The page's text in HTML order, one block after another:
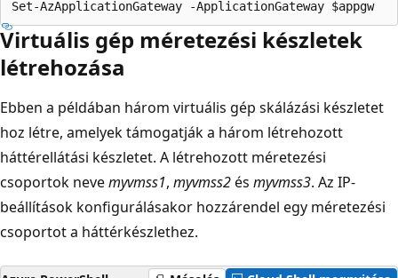
Virtuális gép méretezési készletek
létrehozása
Ebben a példában három virtuális gép skálázási készletet
hoz létre, amelyek támogatják a három létrehozott
háttérellátási készletet. A létrehozott méretezési
csoportok nevemyvmss1, myvmss2és myvmss3. Az IP-
beállítások konfigurálásakor hozzárendel egy méretezési
csoportot a háttérkészlethez.